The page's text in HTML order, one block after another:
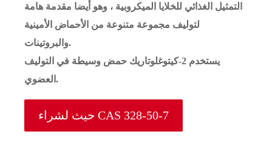
التمثيل الغذائي للخلايا الميكروبية ، وهو أيضا مقدمة هامة
لتوليف مجموعة متنوعة من الأحماض الأمينية
والبروتينات.
يستخدم 2-كيتوغلوتاريك حمض وسيطة في التوليف
العضوي.
حيث لشراء CAS 328-50-7